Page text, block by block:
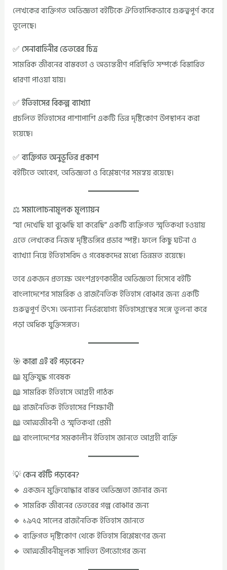
লেখকের ব্যক্তিগত অভিজ্ঞতা বইটিকে ঐতিহাসিকভাবে গুরুত্বপূর্ণ করে
তুলেছে।
✅ সেনাবাহিনীর ভেতরের চিত্র
সামরিক জীবনের বাস্তবতা ও অভ্যন্তরীণ পরিস্থিতি সম্পর্কে বিস্তারিত
ধারণা পাওয়া যায়।
✅ ইতিহাসের বিকল্প ব্যাখ্যা
প্রচলিত ইতিহাসের পাশাপাশি একটি ভিন্ন দৃষ্টিকোণ উপস্থাপন করা
হয়েছে।
✅ ব্যক্তিগত অনুভূতির প্রকাশ
বইটিতে আবেগ, অভিজ্ঞতা ও বিশ্লেষণের সমন্বয় রয়েছে।
⚖️ সমালোচনামূলক মূল্যায়ন
“যা দেখেছি যা বুঝেছি যা করেছি” একটি ব্যক্তিগত স্মৃতিকথা হওয়ায়
এতে লেখকের নিজস্ব দৃষ্টিভঙ্গির প্রভাব স্পষ্ট। ফলে কিছু ঘটনা ও
ব্যাখ্যা নিয়ে ইতিহাসবিদ ও গবেষকদের মধ্যে ভিন্নমত রয়েছে।
তবে একজন প্রত্যক্ষ অংশগ্রহণকারীর অভিজ্ঞতা হিসেবে বইটি
বাংলাদেশের সামরিক ও রাজনৈতিক ইতিহাস বোঝার জন্য একটি
গুরুত্বপূর্ণ উৎস। অন্যান্য নির্ভরযোগ্য ইতিহাসগ্রন্থের সঙ্গে তুলনা করে
পড়া অধিক যুক্তিসঙ্গত।
🎯 কারা এই বই পড়বেন?
📖 মুক্তিযুদ্ধ গবেষক
📖 সামরিক ইতিহাসে আগ্রহী পাঠক
📖 রাজনৈতিক ইতিহাসের শিক্ষার্থী
📖 আত্মজীবনী ও স্মৃতিকথা প্রেমী
📖 বাংলাদেশের সমকালীন ইতিহাস জানতে আগ্রহী ব্যক্তি
💡 কেন বইটি পড়বেন?
🔹 একজন মুক্তিযোদ্ধার বাস্তব অভিজ্ঞতা জানার জন্য
🔹 সামরিক জীবনের ভেতরের গল্প বোঝার জন্য
🔹 ১৯৭৫ সালের রাজনৈতিক ইতিহাস জানতে
🔹 ব্যক্তিগত দৃষ্টিকোণ থেকে ইতিহাস বিশ্লেষণের জন্য
🔹 আত্মজীবনীমূলক সাহিত্য উপভোগের জন্য